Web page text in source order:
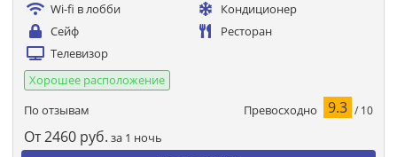
Wi-fi в лобби
Кондиционер
Сейф
Ресторан
Телевизор
Хорошее расположение
По отзывам
Превосходно 9.3 / 10
От2460 руб. за 1 ночь